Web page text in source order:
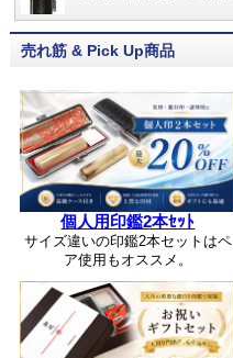
売れ筋 & Pick Up商品
個人用印鑑2本ｾｯﾄ
サイズ違いの印鑑2本セットはペ
ア使用もオススメ。